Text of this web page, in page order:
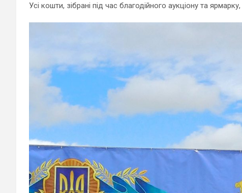
Усі кошти, зібрані під час благодійного аукціону та